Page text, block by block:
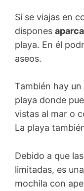
Si se viajas en
dispones
playa. En él
aseos.
También hay un
playa donde
vistas al mar o
La playa
Debido a que
limitadas, es
mochila con